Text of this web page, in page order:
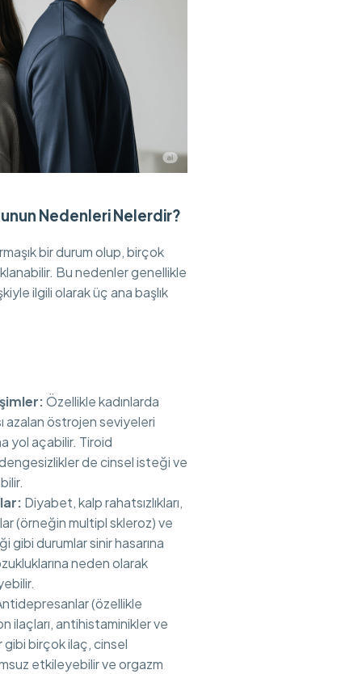
Nedenleri Nelerdir?
bir durum olup, birçok
Bu nedenler genellikle
ilgili olarak üç ana başlık
Özellikle kadınlarda
azalan östrojen seviyeleri
yol açabilir. Tiroid
de cinsel isteği ve
Diyabet, kalp rahatsızlıkları,
(örneğin multipl skleroz) ve
gibi durumlar sinir hasarına
neden olarak
(özellikle
ilaçları, antihistaminikler ve
gibi birçok ilaç, cinsel
etkileyebilir ve orgazm